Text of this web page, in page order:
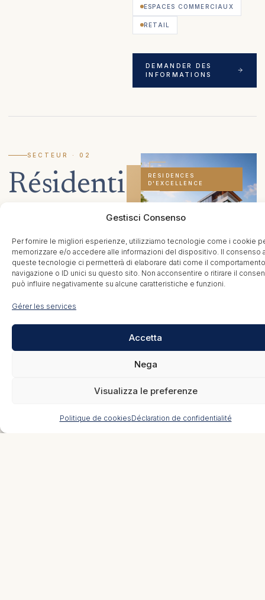
Gestisci Consenso
Per fornire le migliori esperienze, utilizziamo tecnologie come i cookie
memorizzare e/o accedere alle informazioni del dispositivo. Il consenso
queste tecnologie ci permetterà di elaborare dati come il
navigazione o ID unici su questo sito. Non acconsentire o ritirare il
può influire negativamente su alcune caratteristiche e funzioni.
Gérer les services
Accetta
Nega
Visualizza le preferenze
Politique de cookiesDéclaration de confidentialité
ESPACES COMMERCIAUX
RETAIL
DEMANDER DES
INFORMATIONS
SECTEUR · 02
Résidentiel
excellence, qualité et concret.
C onstruire et concevoir
résidentiels de standing
de Rebirth, soucieuse de la
systèmes à la pointede
RÉSIDENCES
D'EXCELLENCE
Architecture de
prestige
EXCLUSIVITÉ
32 +
PROJETS